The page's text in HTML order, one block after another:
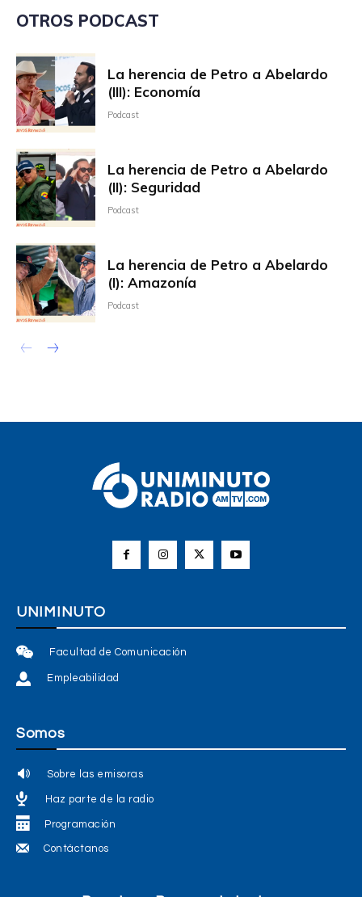
OTROS PODCAST
La herencia de Petro a Abelardo
(III): Economía
Podcast
La herencia de Petro a Abelardo
(II): Seguridad
Podcast
La herencia de Petro a Abelardo
(I): Amazonía
Podcast
UNIMINUTO
Facultad de Comunicación
Empleabilidad
Somos
Sobre las emisoras
Haz parte de la radio
Programación
Contáctanos